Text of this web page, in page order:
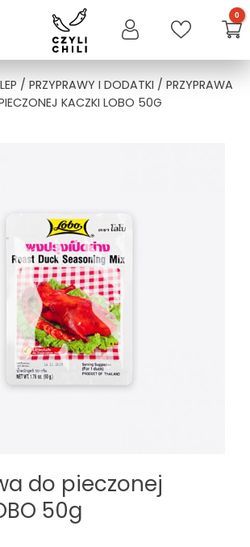
/ PRZYPRAWY I DODATKI / PRZYPRAWA
KACZKI LOBO 50G
do pieczonej
50g